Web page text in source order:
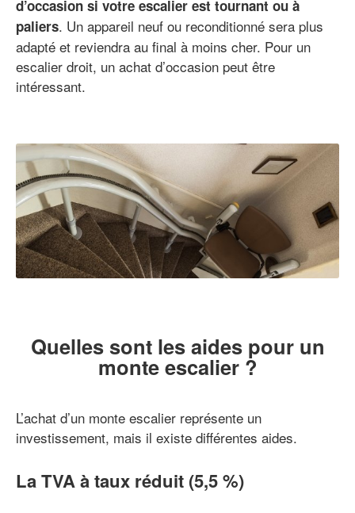
d’occasion si votre escalier est tournant ou à
paliers. Un appareil neuf ou reconditionné sera plus
adapté et reviendra au final à moins cher. Pour un
escalier droit, un achat d’occasion peut être
intéressant.
Quelles sont les aides pour un
monte escalier ?
L’achat d’un monte escalier représente un
investissement, mais il existe différentes aides.
La TVA à taux réduit (5,5 %)